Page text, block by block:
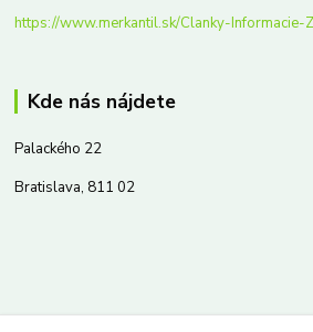
https://www.merkantil.sk/Clanky-Informacie-
Kde nás nájdete
Palackého 22
Bratislava, 811 02